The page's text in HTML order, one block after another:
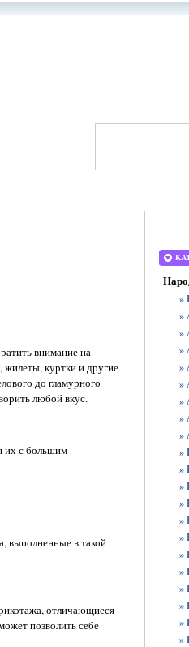
внимание на
жилеты, куртки и другие
до гламурного
любой вкус.
их с большим
выполненные в такой
отличающиеся
позволить себе
»
»
»
»
»
»
»
»
»
»
»
»
»
»
»
»
»
»
»
»
»